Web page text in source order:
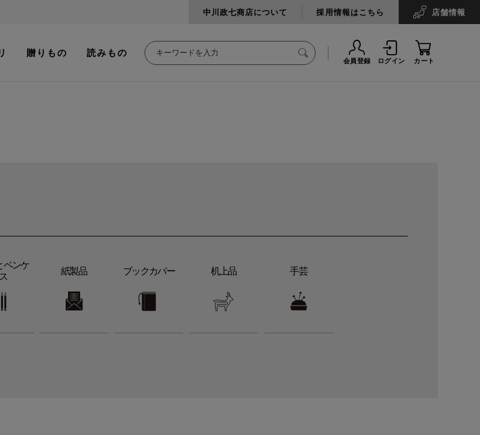
中川政七商店について 採用情報はこちら 店舗情報
贈りもの 読みもの
会員登録 ログイン カート
ペンケ
紙製品 ブックカバー 机上品 手芸